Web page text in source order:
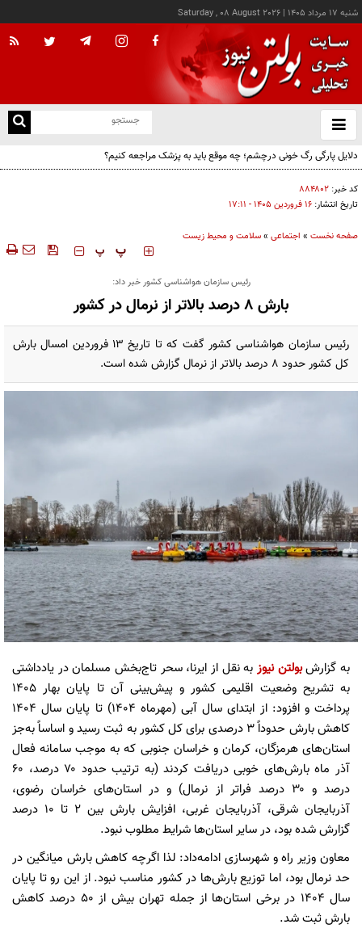
شنبه ۱۷ مرداد ۱۴۰۵ |
Saturday , 08 August 2026
باز
و
دلایل پارگی رگ خونی درچشم؛ چه موقع باید به پزشک مراجعه کنیم؟
کد خبر: ۸۸۴۸۰۲
تاریخ انتشار: ۱۶ فروردين ۱۴۰۵ - ۱۷:۱۱
صفحه نخست » اجتماعی »سلامت و محیط زیست
‍‍‍ پ پ
رئیس سازمان هواشناسی کشور خبر داد:
بارش ۸ درصد بالاتر از نرمال در کشور
رئیس سازمان هواشناسی کشور گفت که تا تاریخ ۱۳ فروردین امسال بارش
کل کشور حدود ۸ درصد بالاتر از نرمال گزارش شده است.
به گزارشبولتن نیوز به نقل از ایرنا، سحر تاج‌بخش مسلمان در یادداشتی
به تشریح وضعیت اقلیمی کشور و پیش‌بینی آن تا پایان بهار ۱۴۰۵
پرداخت و افزود: از ابتدای سال آبی (مهرماه ۱۴۰۴) تا پایان سال ۱۴۰۴
کاهش بارش حدوداً ۳ درصدی برای کل کشور به ثبت رسید و اساساً به‌جز
استان‌های هرمزگان، کرمان و خراسان جنوبی که به موجب سامانه فعال
آذر ماه بارش‌های خوبی دریافت کردند (به ترتیب حدود ۷۰ درصد، ۶۰
درصد و ۳۰ درصد فراتر از نرمال) و در استان‌های خراسان رضوی،
آذربایجان شرقی، آذربایجان غربی، افزایش بارش بین ۲ تا ۱۰ درصد
گزارش شده بود، در سایر استان‌ها شرایط مطلوب نبود.
معاون وزیر راه و شهرسازی ادامه‌داد: لذا اگرچه کاهش بارش میانگین در
حد نرمال بود، اما توزیع بارش‌ها در کشور مناسب نبود. از این‌ رو تا پایان
سال ۱۴۰۴ در برخی استان‌ها از جمله تهران بیش از ۵۰ درصد کاهش
بارش ثبت شد.